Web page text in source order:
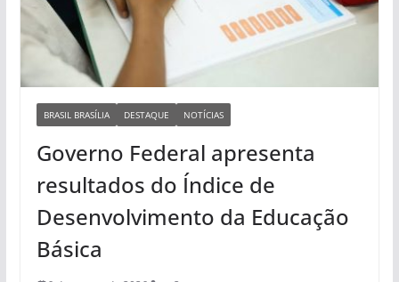
BRASIL BRASÍLIA DESTAQUE NOTÍCIAS
Governo Federal apresenta
resultados do Índice de
Desenvolvimento da Educação
Básica